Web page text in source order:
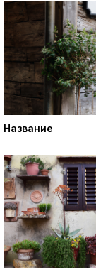
Название